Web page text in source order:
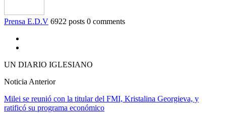
Prensa E.D.V 6922 posts 0 comments
UN DIARIO IGLESIANO
Noticia Anterior
Milei se reunió con la titular del FMI, Kristalina Georgieva, y
ratificó su programa económico